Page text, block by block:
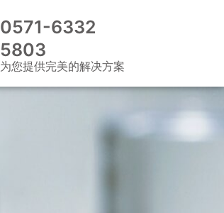
0571-6332
5803
为您提供完美的解决方案